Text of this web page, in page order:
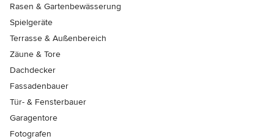
Rasen & Gartenbewässerung
Spielgeräte
Terrasse & Außenbereich
Zäune & Tore
Dachdecker
Fassadenbauer
Tür- & Fensterbauer
Garagentore
Fotografen